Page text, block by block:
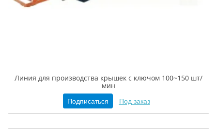
Линия для производства крышек с ключом 100~150 шт/
мин
Подписаться Под заказ